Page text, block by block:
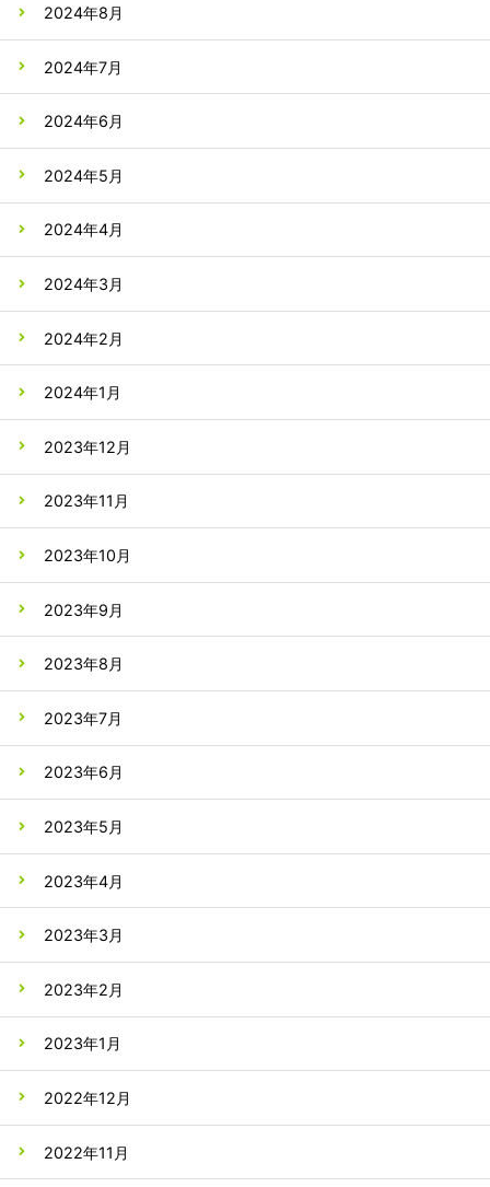
2024年8月
2024年7月
2024年6月
2024年5月
2024年4月
2024年3月
2024年2月
2024年1月
2023年12月
2023年11月
2023年10月
2023年9月
2023年8月
2023年7月
2023年6月
2023年5月
2023年4月
2023年3月
2023年2月
2023年1月
2022年12月
2022年11月